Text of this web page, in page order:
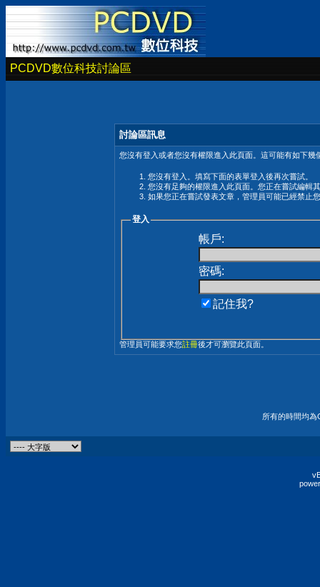
PCDVD數位科技討論區
討論區訊息
您沒有登入或者您沒有權限進入此頁面。這可能有如下幾
您沒有登入。填寫下面的表單登入後再次嘗試。
您沒有足夠的權限進入此頁面。您正在嘗試編輯
如果您正在嘗試發表文章，管理員可能已經禁止
登入
帳戶:
密碼:
記住我?
管理員可能要求您註冊後才可瀏覽此頁面。
所有的時間均為